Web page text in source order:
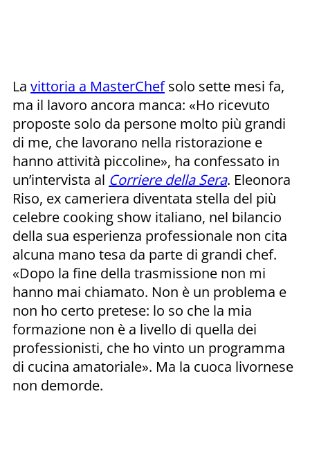
La vittoria a MasterChefsolo sette mesi fa,
ma il lavoro ancora manca: «Ho ricevuto
proposte solo da persone molto più grandi
di me, che lavorano nella ristorazione e
hanno attività piccoline», ha confessato in
un’intervista al Corriere della Sera. Eleonora
Riso, ex cameriera diventata stella del più
celebre cooking show italiano, nel bilancio
della sua esperienza professionale non cita
alcuna mano tesa da parte di grandi chef.
«Dopo la fine della trasmissione non mi
hanno mai chiamato. Non è un problema e
non ho certo pretese: lo so che la mia
formazione non è a livello di quella dei
professionisti, che ho vinto un programma
di cucina amatoriale». Ma la cuoca livornese
non demorde.